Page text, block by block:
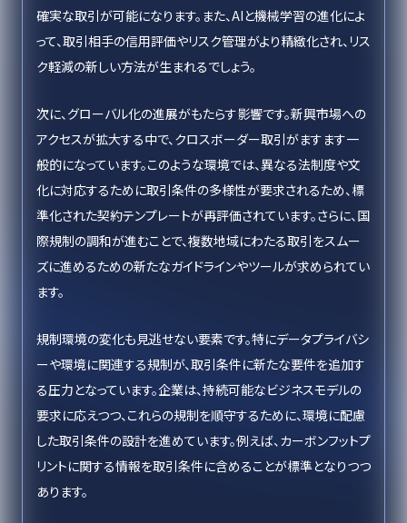
確実な取引が可能になります。また、AIと機械学習の進化によ
って、取引相手の信用評価やリスク管理がより精緻化され、リス
ク軽減の新しい方法が生まれるでしょう。
次に、グローバル化の進展がもたらす影響です。新興市場への
アクセスが拡大する中で、クロスボーダー取引がますます一
般的になっています。このような環境では、異なる法制度や文
化に対応するために取引条件の多様性が要求されるため、標
準化された契約テンプレートが再評価されています。さらに、国
際規制の調和が進むことで、複数地域にわたる取引をスムー
ズに進めるための新たなガイドラインやツールが求められてい
ます。
規制環境の変化も見逃せない要素です。特にデータプライバシ
ーや環境に関連する規制が、取引条件に新たな要件を追加す
る圧力となっています。企業は、持続可能なビジネスモデルの
要求に応えつつ、これらの規制を順守するために、環境に配慮
した取引条件の設計を進めています。例えば、カーボンフットプ
リントに関する情報を取引条件に含めることが標準となりつつ
あります。